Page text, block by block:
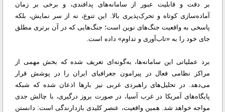
بر دقت و قابلیت عبور از سامانه‌های پدافندی، و برخی بر زمان
آماده‌سازی کوتاه و تحرک‌پذیری بالا. این تنوع، نه از سر نمایش، بلکه
پاسخی به واقعیت جنگ‌های نوین است؛ جنگ‌هایی که در آن برتری مطلق
جای خود را به «تاب‌آوری و تداوم» داده است.
برد عملیاتی این سامانه‌ها، به‌گونه‌ای تعریف شده که بخش مهمی از
مراکز نظامی فعال در پیرامون جغرافیای ایران را در پوشش قرار
می‌دهد. در تحلیل‌های راهبردی غربی نیز بارها اذعان شده که شبکه
پایگاه‌های آمریکا در غرب آسیا، در صورت بروز درگیری، با چالش جدی
مواجه خواهد شد. همین واقعیت، عنصر کلیدی بازدارندگی است: دانستن